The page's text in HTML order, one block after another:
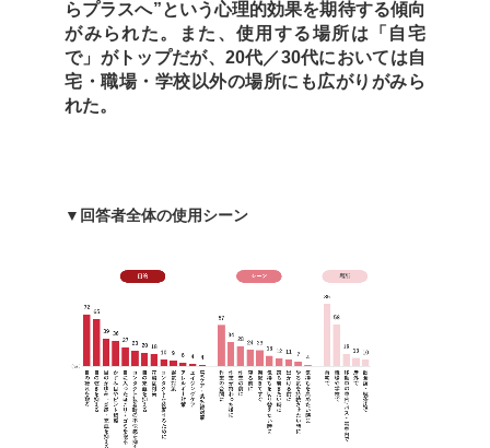
らプラスへ”という心理的効果を期待する傾向
がみられた。また、使用する場所は「自宅
で」がトップだが、20代／30代においては自
宅・職場・学校以外の場所にも広がりがみら
れた。
▼回答者全体の使用シーン